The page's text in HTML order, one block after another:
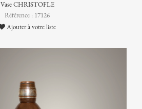
Vase CHRISTOFLE
Référence : 17126
Ajouter à votre liste